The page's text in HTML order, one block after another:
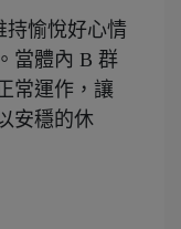
持愉悅好心情
當體內 B 群
常運作，讓
安穩的休